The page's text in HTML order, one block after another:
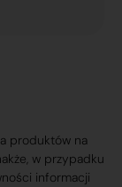
produktów na
w przypadku
informacji